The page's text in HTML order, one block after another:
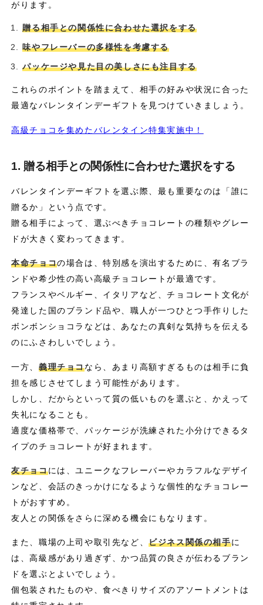
がります。
贈る相手との関係性に合わせた選択をする
味やフレーバーの多様性を考慮する
パッケージや見た目の美しさにも注目する
これらのポイントを踏まえて、相手の好みや状況に合った
最適なバレンタインデーギフトを見つけていきましょう。
高級チョコを集めたバレンタイン特集実施中！
1. 贈る相手との関係性に合わせた選択をする
バレンタインデーギフトを選ぶ際、最も重要なのは「誰に
贈るか」という点です。
贈る相手によって、選ぶべきチョコレートの種類やグレー
ドが大きく変わってきます。
本命チョコの場合は、特別感を演出するために、有名ブラ
ンドや希少性の高い高級チョコレートが最適です。
フランスやベルギー、イタリアなど、チョコレート文化が
発達した国のブランド品や、職人が一つひとつ手作りした
ボンボンショコラなどは、あなたの真剣な気持ちを伝える
のにふさわしいでしょう。
一方、 義理チョコなら、あまり高額すぎるものは相手に負
担を感じさせてしまう可能性があります。
しかし、だからといって質の低いものを選ぶと、かえって
失礼になることも。
適度な価格帯で、パッケージが洗練された小分けできるタ
イプのチョコレートが好まれます。
友チョコには、ユニークなフレーバーやカラフルなデザイ
ンなど、会話のきっかけになるような個性的なチョコレー
トがおすすめ。
友人との関係をさらに深める機会にもなります。
また、職場の上司や取引先など、ビジネス関係の相手に
は、高級感があり過ぎず、かつ品質の良さが伝わるブラン
ドを選ぶとよいでしょう。
個包装されたものや、食べきりサイズのアソートメントは